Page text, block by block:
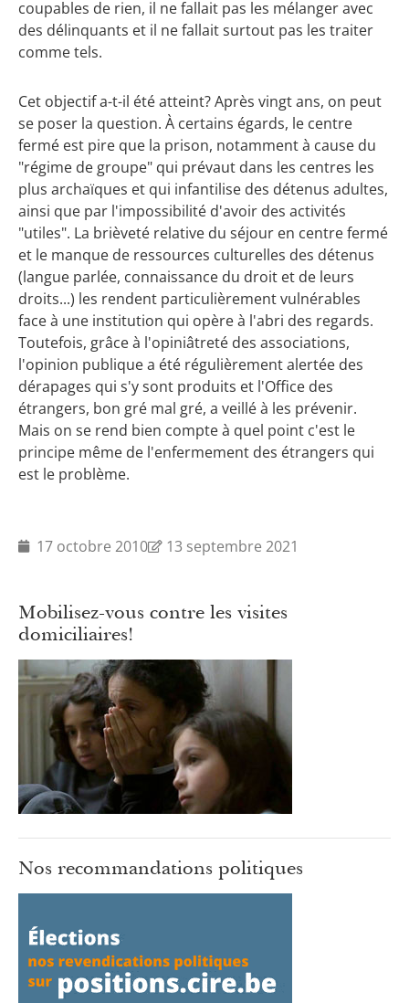
coupables de rien, il ne fallait pas les mélanger avec
des délinquants et il ne fallait surtout pas les traiter
comme tels.
Cet objectif a-t-il été atteint? Après vingt ans, on peut
se poser la question. À certains égards, le centre
fermé est pire que la prison, notamment à cause du
"régime de groupe" qui prévaut dans les centres les
plus archaïques et qui infantilise des détenus adultes,
ainsi que par l'impossibilité d'avoir des activités
"utiles". La brièveté relative du séjour en centre fermé
et le manque de ressources culturelles des détenus
(langue parlée, connaissance du droit et de leurs
droits...) les rendent particulièrement vulnérables
face à une institution qui opère à l'abri des regards.
Toutefois, grâce à l'opiniâtreté des associations,
l'opinion publique a été régulièrement alertée des
dérapages qui s'y sont produits et l'Office des
étrangers, bon gré mal gré, a veillé à les prévenir.
Mais on se rend bien compte à quel point c'est le
principe même de l'enfermement des étrangers qui
est le problème.
17 octobre 2010 13 septembre 2021
Mobilisez-vous contre les visites
domiciliaires!
Nos recommandations politiques